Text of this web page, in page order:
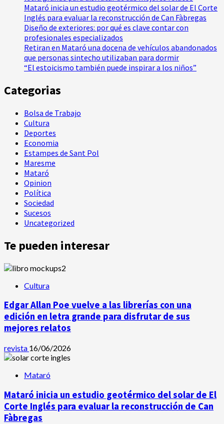
Mataró inicia un estudio geotérmico del solar de El Corte
Inglés para evaluar la reconstrucción de Can Fàbregas
Diseño de exteriores: por qué es clave contar con
profesionales especializados
Retiran en Mataró una docena de vehículos abandonados
que personas sintecho utilizaban para dormir
“El estoicismo también puede inspirar a los niños”
Categorias
Bolsa de Trabajo
Cultura
Deportes
Economia
Estampes de Sant Pol
Maresme
Mataró
Opinion
Política
Sociedad
Sucesos
Uncategorized
Te pueden interesar
Cultura
Edgar Allan Poe vuelve a las librerías con una
edición en letra grande para disfrutar de sus
mejores relatos
revista 16/06/2026
Mataró
Mataró inicia un estudio geotérmico del solar de El
Corte Inglés para evaluar la reconstrucción de Can
Fàbregas